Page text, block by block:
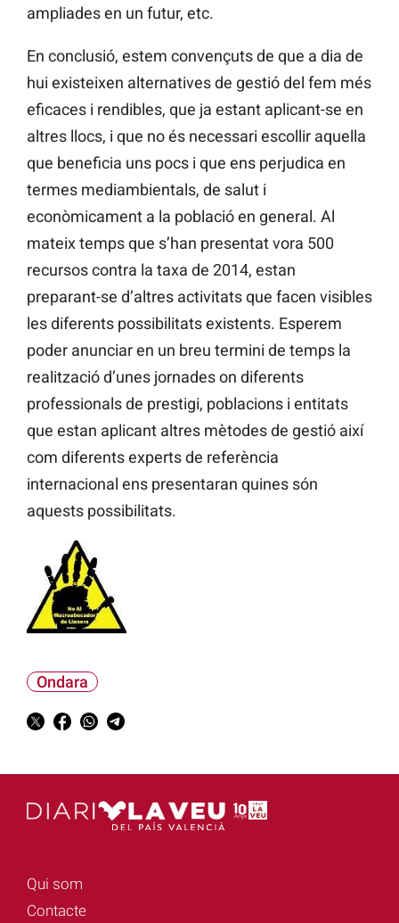
ampliades en un futur, etc.
En conclusió, estem convençuts de que a dia de
hui existeixen alternatives de gestió del fem més
eficaces i rendibles, que ja estant aplicant-se en
altres llocs, i que no és necessari escollir aquella
que beneficia uns pocs i que ens perjudica en
termes mediambientals, de salut i
econòmicament a la població en general. Al
mateix temps que s’han presentat vora 500
recursos contra la taxa de 2014, estan
preparant-se d’altres activitats que facen visibles
les diferents possibilitats existents. Esperem
poder anunciar en un breu termini de temps la
realització d’unes jornades on diferents
professionals de prestigi, poblacions i entitats
que estan aplicant altres mètodes de gestió així
com diferents experts de referència
internacional ens presentaran quines són
aquests possibilitats.
Ondara
Qui som
Contacte